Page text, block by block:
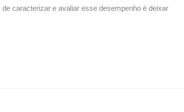
caracterizar e avaliar esse desempenho é deixar